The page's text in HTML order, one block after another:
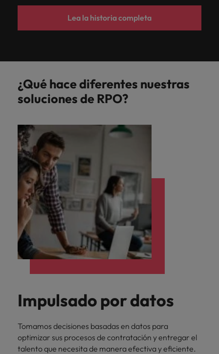
Lea la historia completa
¿Qué hace diferentes nuestras
soluciones de RPO?
Impulsado por datos
Tomamos decisiones basadas en datos para
optimizar sus procesos de contratación y entregar el
talento que necesita de manera efectiva y eficiente.